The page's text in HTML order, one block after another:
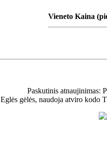
Vieneto Kaina
Paskutinis atnaujinimas:
Eglės gėlės, naudoja atviro kodo